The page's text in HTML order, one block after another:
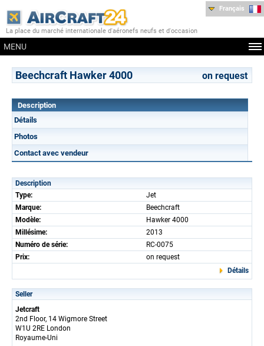
La place du marché internationale d'aéronefs neufs et d'occasion
MENU
Français
Beechcraft Hawker 4000 on request
Description
Détails
Photos
Contact avec vendeur
Description
Type:
Jet
Marque:
Beechcraft
Modèle:
Hawker 4000
Millésime:
2013
Numéro de série:
RC-0075
Prix:
on request
Détails
Seller
Jetcraft
2nd Floor, 14 Wigmore Street
W1U 2RE London
Royaume-Uni